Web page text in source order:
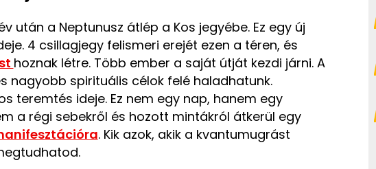
után a Neptunusz átlép a Kos jegyébe. Ez egy új
4 csillagjegy felismeri erejét ezen a téren, és
hoznak létre. Több ember a saját útját kezdi járni. A
nagyobb spirituális célok felé haladhatunk.
teremtés ideje. Ez nem egy nap, hanem egy
a régi sebekről és hozott mintákról átkerül egy
. Kik azok, akik a kvantumugrást